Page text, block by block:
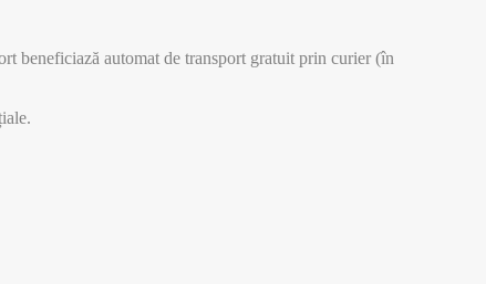
beneficiază automat de transport gratuit prin curier (în